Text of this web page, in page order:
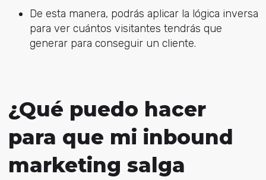
De esta manera, podrás aplicar la lógica inversa
para ver cuántos visitantes tendrás que
generar para conseguir un cliente.
¿Qué puedo hacer
para que mi inbound
marketing salga